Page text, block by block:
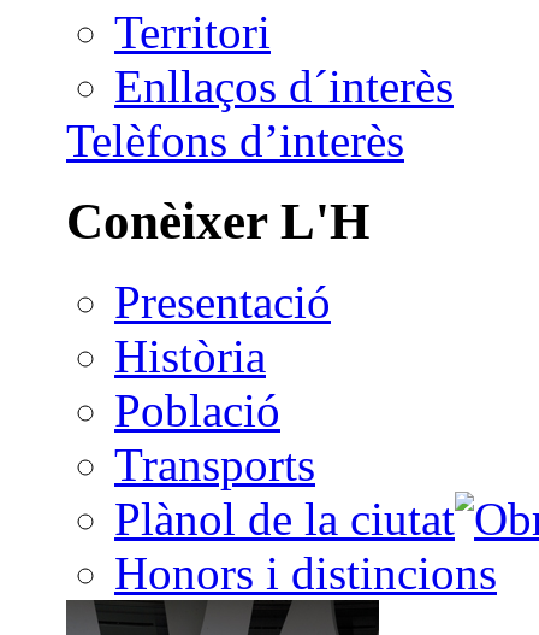
Territori
Enllaços d´interès
Telèfons d’interès
Conèixer L'H
Presentació
Història
Població
Transports
Plànol de la ciutat
Honors i distincions